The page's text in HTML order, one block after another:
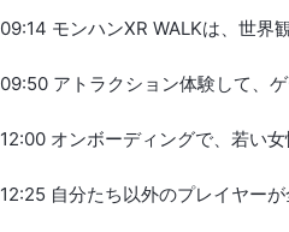
09:14 モンハンXR WALKは、世界
09:50 アトラクション体験して、
12:00 オンボーディングで、若い
12:25 自分たち以外のプレイヤー